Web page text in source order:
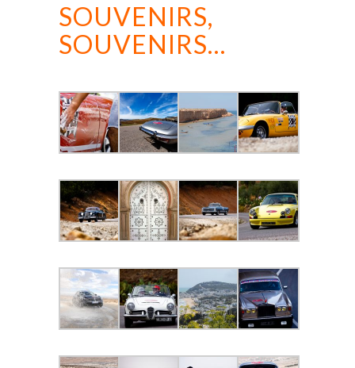
SOUVENIRS,
SOUVENIRS…